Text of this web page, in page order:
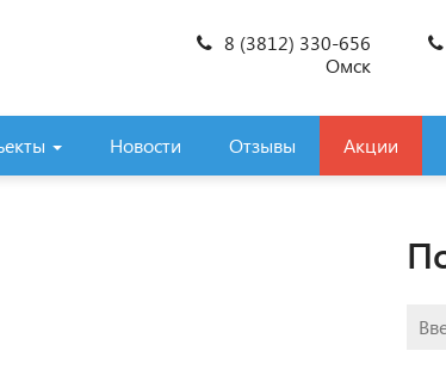
8 (3812) 330-656
Омск
Новости Отзывы Акции